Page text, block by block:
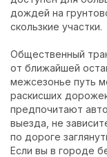
дождей на
скользкие участки.
Общественный
от ближайшей
межсезонье путь
раскисших
предпочитают
выезда, не
по дороге
Если вы в городе